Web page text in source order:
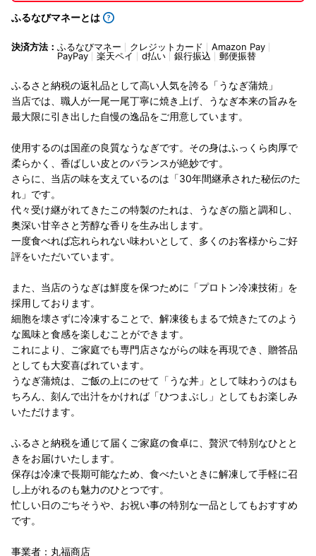
ふるなびマネーとは
決済方法： ふるなびマネー クレジットカード
Amazon Pay
PayPay
楽天ペイ d払い 銀行振込 郵便振替
ふるさと納税の返礼品として高い人気を誇る「うなぎ蒲焼」
当店では、職人が一尾一尾丁寧に焼き上げ、うなぎ本来の旨みを
最大限に引き出した自慢の逸品をご用意しています。
使用するのは国産の良質なうなぎです。その身はふっくら肉厚で
柔らかく、香ばしい皮とのバランスが絶妙です。
さらに、当店の味を支えているのは「30年間継承された秘伝のた
れ」です。
代々受け継がれてきたこの特製のたれは、うなぎの脂と調和し、
奥深い甘辛さと芳醇な香りを生み出します。
一度食べれば忘れられない味わいとして、多くのお客様からご好
評をいただいています。
また、当店のうなぎは鮮度を保つために「プロトン冷凍技術」を
採用しております。
細胞を壊さずに冷凍することで、解凍後もまるで焼きたてのよう
な風味と食感を楽しむことができます。
これにより、ご家庭でも専門店さながらの味を再現でき、贈答品
としても大変喜ばれています。
うなぎ蒲焼は、ご飯の上にのせて「うな丼」として味わうのはも
ちろん、刻んで出汁をかければ「ひつまぶし」としてもお楽しみ
いただけます。
ふるさと納税を通じて届くご家庭の食卓に、贅沢で特別なひとと
きをお届けいたします。
保存は冷凍で長期可能なため、食べたいときに解凍して手軽に召
し上がれるのも魅力のひとつです。
忙しい日のごちそうや、お祝い事の特別な一品としてもおすすめ
です。
事業者：丸福商店